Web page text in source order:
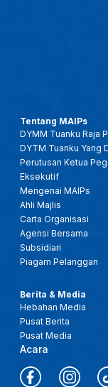
Tentang MAIPs
DYMM Tuanku Raja
DYTM Tuanku Yang
Perutusan Ketua
Eksekutif
Mengenai MAIPs
Ahli Majlis
Carta Organisasi
Agensi Bersama
Subsidiari
Piagam Pelanggan
Berita & Media
Hebahan Media
Pusat Berita
Pusat Media
Acara